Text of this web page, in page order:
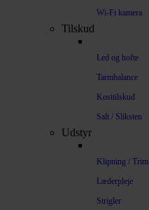
Wi-Fi kamera
Tilskud
Led og hofte
Tarmbalance
Kosttilskud
Salt / Sliksten
Udstyr
Klipning / Trim
Læderpleje
Strigler